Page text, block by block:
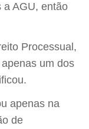
a AGU, então
Processual,
um dos
apenas na
de